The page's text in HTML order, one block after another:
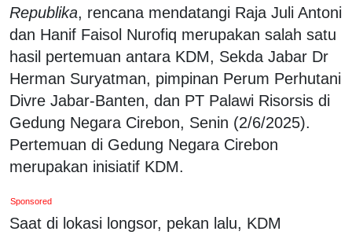
Republika, rencana mendatangi Raja Juli Antoni
dan Hanif Faisol Nurofiq merupakan salah satu
hasil pertemuan antara KDM, Sekda Jabar Dr
Herman Suryatman, pimpinan Perum Perhutani
Divre Jabar-Banten, dan PT Palawi Risorsis di
Gedung Negara Cirebon, Senin (2/6/2025).
Pertemuan di Gedung Negara Cirebon
merupakan inisiatif KDM.
Sponsored
Saat di lokasi longsor, pekan lalu, KDM